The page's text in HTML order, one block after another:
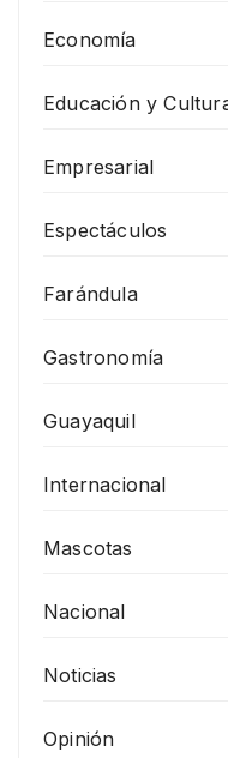
Economía
Educación y
Empresarial
Espectáculos
Farándula
Gastronomía
Guayaquil
Internacional
Mascotas
Nacional
Noticias
Opinión